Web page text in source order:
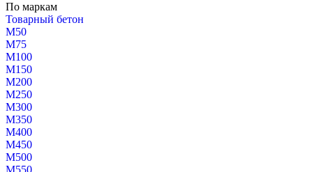
По маркам
Товарный бетон
М50
М75
М100
М150
М200
М250
М300
М350
М400
М450
М500